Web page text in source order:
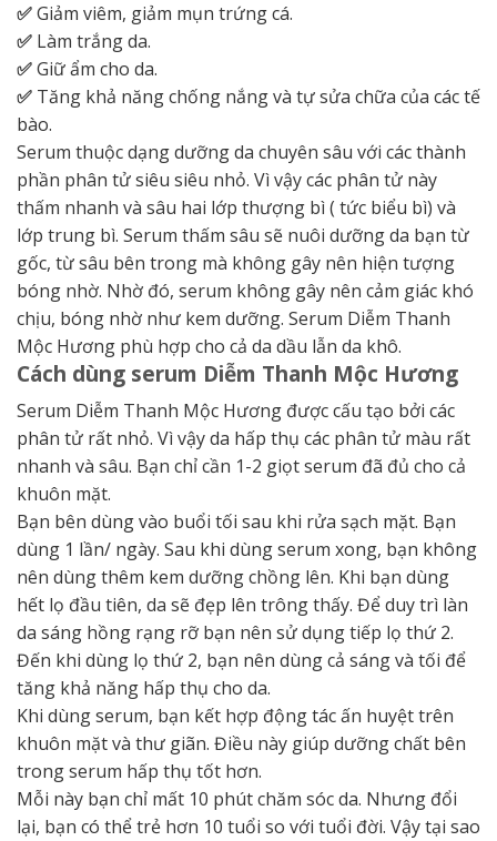
✅Giảm viêm, giảm mụn trứng cá.
✅ Làm trắng da.
✅Giữ ẩm cho da.
✅ Tăng khả năng chống nắng và tự sửa chữa của các tế
bào.
Serum thuộc dạng dưỡng da chuyên sâu với các thành
phần phân tử siêu siêu nhỏ. Vì vậy các phân tử này
thấm nhanh và sâu hai lớp thượng bì ( tức biểu bì) và
lớp trung bì. Serum thấm sâu sẽ nuôi dưỡng da bạn từ
gốc, từ sâu bên trong mà không gây nên hiện tượng
bóng nhờ. Nhờ đó, serum không gây nên cảm giác khó
chịu, bóng nhờ như kem dưỡng. Serum Diễm Thanh
Mộc Hương phù hợp cho cả da dầu lẫn da khô.
Cách dùng serum Diễm Thanh Mộc Hương
Serum Diễm Thanh Mộc Hương được cấu tạo bởi các
phân tử rất nhỏ. Vì vậy da hấp thụ các phân tử màu rất
nhanh và sâu. Bạn chỉ cần 1-2 giọt serum đã đủ cho cả
khuôn mặt.
Bạn bên dùng vào buổi tối sau khi rửa sạch mặt. Bạn
dùng 1 lần/ ngày. Sau khi dùng serum xong, bạn không
nên dùng thêm kem dưỡng chồng lên. Khi bạn dùng
hết lọ đầu tiên, da sẽ đẹp lên trông thấy. Để duy trì làn
da sáng hồng rạng rỡ bạn nên sử dụng tiếp lọ thứ 2.
Đến khi dùng lọ thứ 2, bạn nên dùng cả sáng và tối để
tăng khả năng hấp thụ cho da.
Khi dùng serum, bạn kết hợp động tác ấn huyệt trên
khuôn mặt và thư giãn. Điều này giúp dưỡng chất bên
trong serum hấp thụ tốt hơn.
Mỗi này bạn chỉ mất 10 phút chăm sóc da. Nhưng đổi
lại, bạn có thể trẻ hơn 10 tuổi so với tuổi đời. Vậy tại sao